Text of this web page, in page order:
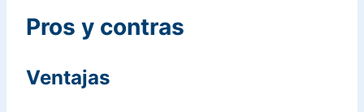
Pros y contras
Ventajas